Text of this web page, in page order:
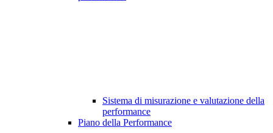
Sistema di misurazione e valutazione della
performance
Piano della Performance